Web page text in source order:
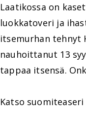
Laatikossa on
luokkatoveri ja
itsemurhan tehnyt
nauhoittanut 13
tappaa itsensä.
Katso suomiteaseri